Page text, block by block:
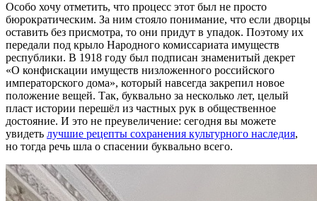
Особо хочу отметить, что процесс этот был не просто
бюрократическим. За ним стояло понимание, что если дворцы
оставить без присмотра, то они придут в упадок. Поэтому их
передали под крыло Народного комиссариата имуществ
республики. В 1918 году был подписан знаменитый декрет
«О конфискации имуществ низложенного российского
императорского дома», который навсегда закрепил новое
положение вещей. Так, буквально за несколько лет, целый
пласт истории перешёл из частных рук в общественное
достояние. И это не преувеличение: сегодня вы можете
увидеть лучшие рецепты сохранения культурного наследия,
но тогда речь шла о спасении буквально всего.